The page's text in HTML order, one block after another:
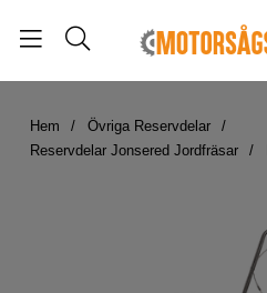
Hem
Övriga Reservdelar
Reservdelar Jonsered Jordfräsar